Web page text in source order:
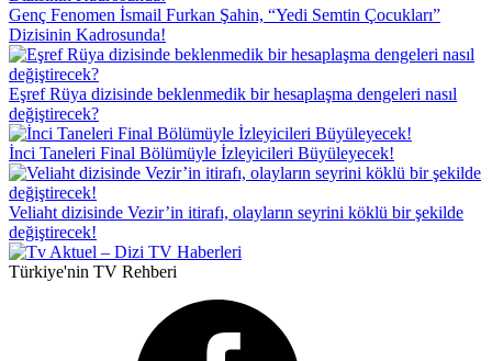
Genç Fenomen İsmail Furkan Şahin, “Yedi Semtin Çocukları”
Dizisinin Kadrosunda!
Eşref Rüya dizisinde beklenmedik bir hesaplaşma dengeleri nasıl
değiştirecek?
İnci Taneleri Final Bölümüyle İzleyicileri Büyüleyecek!
Veliaht dizisinde Vezir’in itirafı, olayların seyrini köklü bir şekilde
değiştirecek!
Türkiye'nin TV Rehberi